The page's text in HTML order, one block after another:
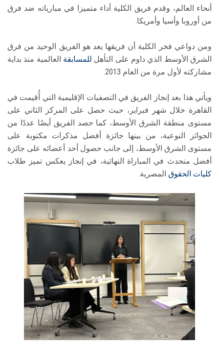
أنحاء العالم، وقدم فريق الكلية أداء متميزا في مبارياته ضد فرق
من أوروبا وأسيا وأمريكا.
ومن دواعي فخر الكلية أن فريقها يعد هو الفريق الوحيد من فرق
الشرق الأوسط الذي داوم على التأهل للمسابقة العالمية منذ بداية
مشاركته لأول مرة من العام 2013.
ويأتي هذا بعد إنجاز الفريق في التصفيات الإقليمية التي أُقيمت في
القاهرة خلال شهر فبراير، حيث حصل على المركز الثاني على
مستوى منطقة الشرق الأوسط، كما حصد الفريق أيضًا عددًا من
الجوائز النوعية، من بينها جائزة أفضل مذكرات مكتوبة على
مستوى الشرق الأوسط، إلى جانب حصول أحد أعضائه على جائزة
أفضل متحدث في المباراة النهائية، في إنجاز يعكس تميز طلاب
كليات الحقوق المصرية.